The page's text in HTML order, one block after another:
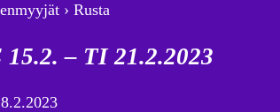
› Rusta
15.2. – TI 21.2.2023